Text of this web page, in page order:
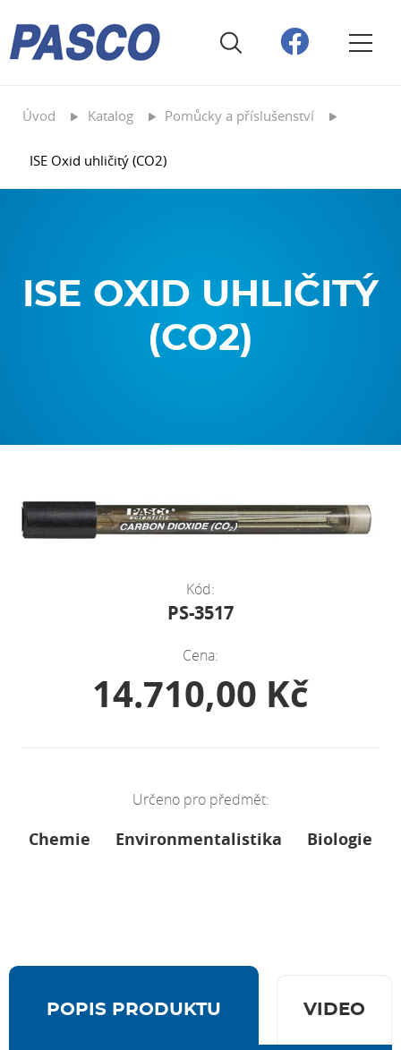
Úvod Katalog Pomůcky a příslušenství
ISE Oxid uhličitý (CO2)
ISE OXID UHLIČITÝ
(CO2)
Kód:
PS-3517
Cena:
14.710,00 Kč
Určeno pro předmět:
Chemie Environmentalistika Biologie
POPIS PRODUKTU VIDEO